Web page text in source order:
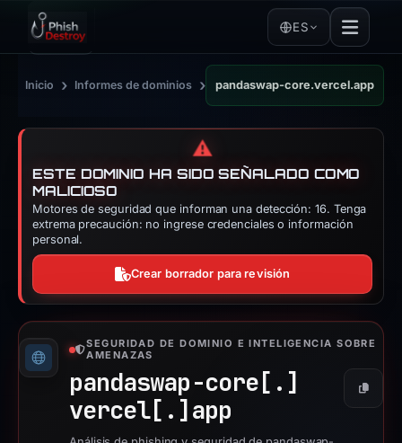
ES
Inicio › Informes de dominios › pandaswap-core.vercel.app
⚠️
ESTE DOMINIO HA SIDO SEÑALADO COMO
MALICIOSO
Motores de seguridad que informan una detección: 16. Tenga
extrema precaución: no ingrese credenciales o información
personal.
Crear borrador para revisión
SEGURIDAD DE DOMINIO E INTELIGENCIA SOBRE
AMENAZAS
pandaswap-core[.]
vercel[.] app
Copiar